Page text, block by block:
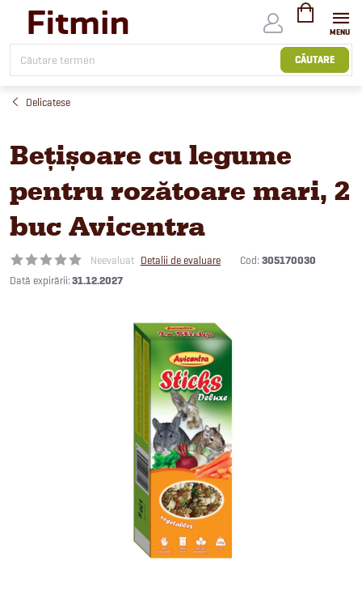
conținut
CĂUTARE
COŞ
DE
Delicatese
Bețișoare cu legume
pentru rozătoare mari, 2
buc Avicentra
Neevaluat Detalii de evaluare Cod: 305170030
31.12.2027